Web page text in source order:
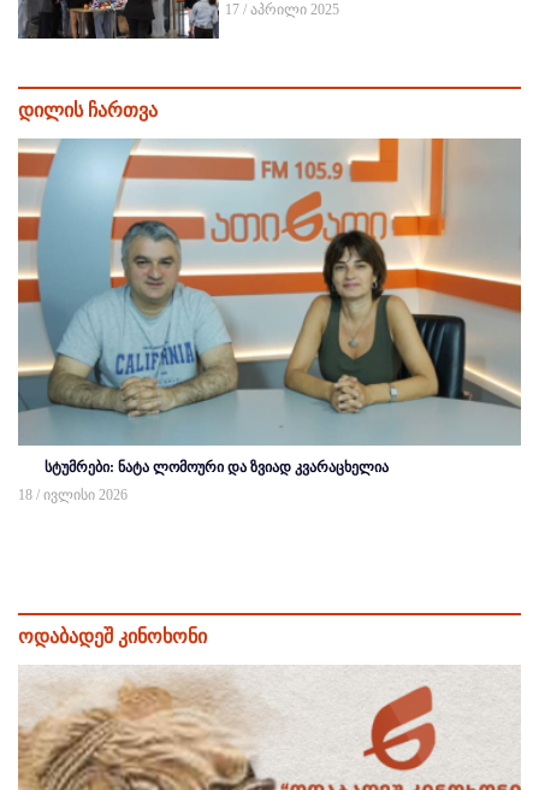
17 / აპრილი 2025
დილის ჩართვა
სტუმრები: ნატა ლომოური და ზვიად კვარაცხელია
18 / ივლისი 2026
ოდაბადეშ კინოხონი